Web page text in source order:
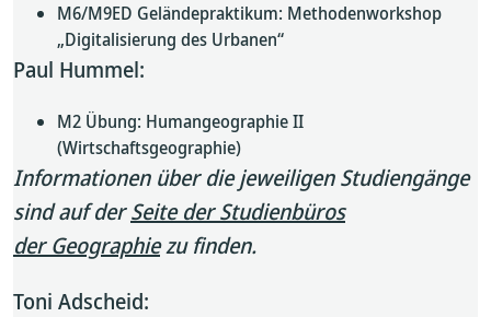
M6/M9ED Geländepraktikum: Methodenworkshop
„Digitalisierung des Urbanen“
Paul Hummel:
M2 Übung: Humangeographie II
(Wirtschaftsgeographie)
Informationen über die jeweiligen Studiengänge
sind auf derSeite der Studienbüros
der Geographiezu finden.
Toni Adscheid: